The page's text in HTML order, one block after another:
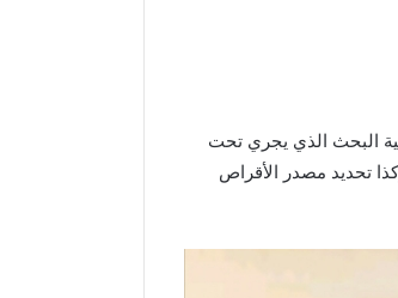
البحث الذي يجري تحت
تحديد مصدر الأقراص